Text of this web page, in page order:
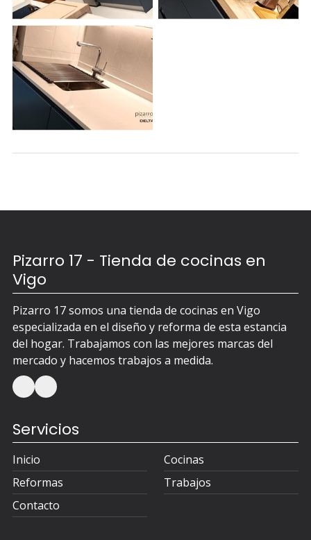
Pizarro 17 - Tienda de cocinas en
Vigo
Pizarro 17 somos una tienda de cocinas en Vigo
especializada en el diseño y reforma de esta estancia
del hogar. Trabajamos con las mejores marcas del
mercado y hacemos trabajos a medida.
Servicios
Inicio
Cocinas
Reformas
Trabajos
Contacto